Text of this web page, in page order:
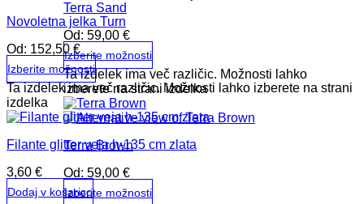
Terra Sand
Od: 59,00 €
Izberite možnosti
Ta izdelek ima več različic. Možnosti lahko
izberete na strani izdelka
Terra Brown
Od: 59,00 €
Izberite možnosti
Novoletna jelka Turn
Od: 152,50 €
Izberite možnosti
Ta izdelek ima več različic. Možnosti lahko izberete na strani
izdelka
Filante glitter veja h-135 cm zlata
3,60 €
Dodaj v košarico